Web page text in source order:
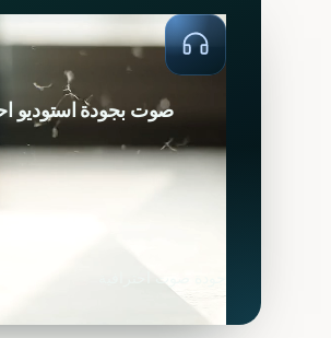
صوت بجودة استوديو
جودة صوت احترافية